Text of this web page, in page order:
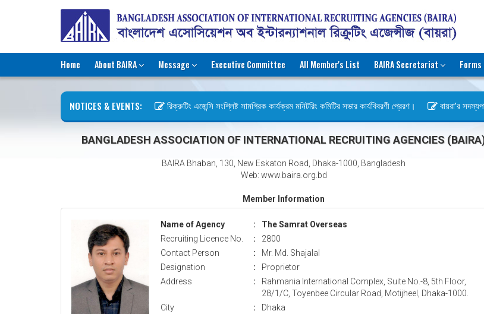
Home About BAIRA Message Executive Committee All Member's List BAIRA Secretariat Forms
NOTICES & EVENTS: রিক্রুটিং এজেন্সি সংশ্লিষ্ট সামগ্রিক কার্যক্রম মনিটরিং কমিটির সভার কার্যবিবরণী প্রেরণ। বায়রা’র সদস্যপদ
BANGLADESH ASSOCIATION OF INTERNATIONAL RECRUITING AGENCIES
BAIRA Bhaban, 130, New Eskaton Road, Dhaka-1000, Bangladesh
Web: www.baira.org.bd
Member Information
Name of Agency :
The Samrat Overseas
Recruiting Licence No.
:
2800
Contact Person
:
Mr. Md. Shajalal
Designation
:
Proprietor
Address
:
Rahmania International Complex, Suite No.-8, 5th Floor,
28/1/C, Toyenbee Circular Road, Motijheel, Dhaka-1000.
City
:
Dhaka